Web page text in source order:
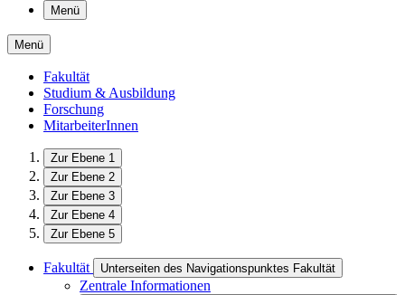
Menü
Menü
Fakultät
Studium & Ausbildung
Forschung
MitarbeiterInnen
Zur Ebene 1
Zur Ebene 2
Zur Ebene 3
Zur Ebene 4
Zur Ebene 5
Fakultät Unterseiten des Navigationspunktes Fakultät
Zentrale Informationen